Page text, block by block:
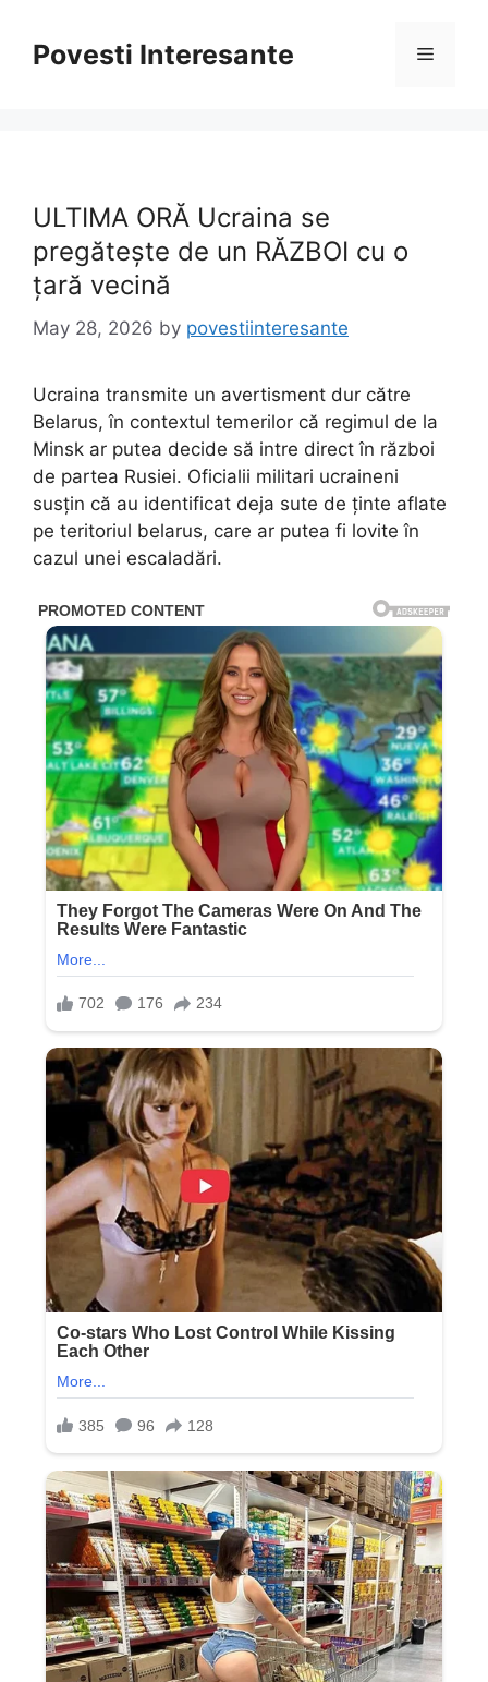
contentPovesti Interesante Menu
ULTIMA ORĂ Ucraina se
pregătește de un RĂZBOI cu o
țară vecină
May 28, 2026 by povestiinteresante
Ucraina transmite un avertisment dur către
Belarus, în contextul temerilor că regimul de la
Minsk ar putea decide să intre direct în război
de partea Rusiei. Oficialii militari ucraineni
susțin că au identificat deja sute de ținte aflate
pe teritoriul belarus, care ar putea fi lovite în
cazul unei escaladări.